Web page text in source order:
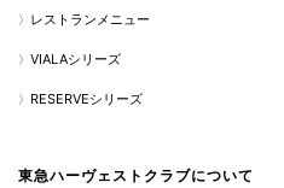
レストランメニュー
VIALAシリーズ
RESERVEシリーズ
東急ハーヴェストクラブについて